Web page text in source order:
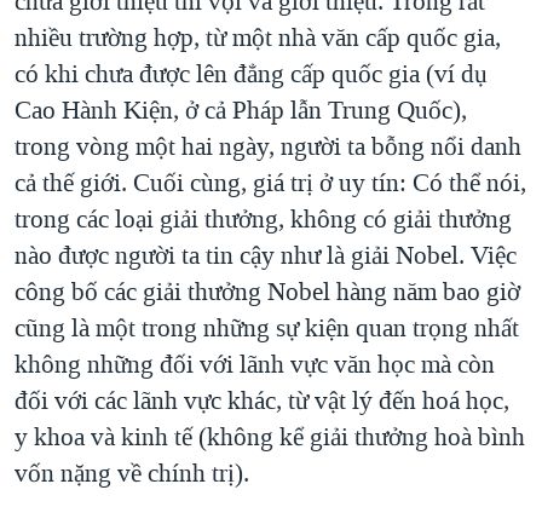
nhiều trường hợp, từ một nhà văn cấp quốc gia,
có khi chưa được lên đẳng cấp quốc gia (ví dụ
Cao Hành Kiện, ở cả Pháp lẫn Trung Quốc),
trong vòng một hai ngày, người ta bỗng nổi danh
cả thế giới. Cuối cùng, giá trị ở uy tín: Có thể nói,
trong các loại giải thưởng, không có giải thưởng
nào được người ta tin cậy như là giải Nobel. Việc
công bố các giải thưởng Nobel hàng năm bao giờ
cũng là một trong những sự kiện quan trọng nhất
không những đối với lãnh vực văn học mà còn
đối với các lãnh vực khác, từ vật lý đến hoá học,
y khoa và kinh tế (không kể giải thưởng hoà bình
vốn nặng về chính trị).